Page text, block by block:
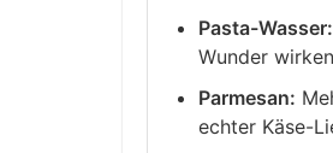
Pasta-Wasser:
Wunder
Parmesan:
echter Käse-